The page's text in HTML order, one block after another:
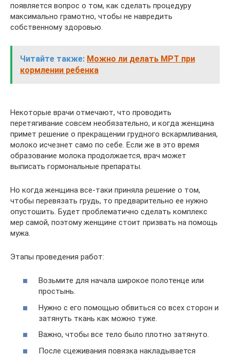
появляется вопрос о том, как сделать процедуру
максимально грамотно, чтобы не навредить
собственному здоровью.
Читайте также: Можно ли делать МРТ при
кормлении ребенка
Некоторые врачи отмечают, что проводить
перетягивание совсем необязательно, и когда женщина
примет решение о прекращении грудного вскармливания,
молоко исчезнет само по себе. Если же в это время
образование молока продолжается, врач может
выписать гормональные препараты.
Но когда женщина все-таки приняла решение о том,
чтобы перевязать грудь, то предварительно ее нужно
опустошить. Будет проблематично сделать комплекс
мер самой, поэтому женщине стоит призвать на помощь
мужа.
Этапы проведения работ:
Возьмите для начала широкое полотенце или
простынь.
Нужно с его помощью обвиться со всех сторон и
затянуть ткань как можно туже.
Важно, чтобы все тело было плотно затянуто.
После сцеживания повязка накладывается